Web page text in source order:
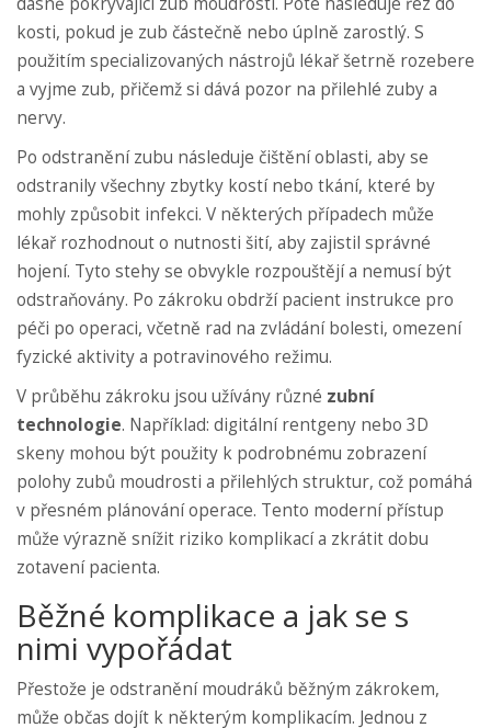
kosti, pokud je zub částečně nebo úplně zarostlý. S
použitím specializovaných nástrojů lékař šetrně rozebere
a vyjme zub, přičemž si dává pozor na přilehlé zuby a
nervy.
Po odstranění zubu následuje čištění oblasti, aby se
odstranily všechny zbytky kostí nebo tkání, které by
mohly způsobit infekci. V některých případech může
lékař rozhodnout o nutnosti šití, aby zajistil správné
hojení. Tyto stehy se obvykle rozpouštějí a nemusí být
odstraňovány. Po zákroku obdrží pacient instrukce pro
péči po operaci, včetně rad na zvládání bolesti, omezení
fyzické aktivity a potravinového režimu.
V průběhu zákroku jsou užívány různé zubní
technologie. Například: digitální rentgeny nebo 3D
skeny mohou být použity k podrobnému zobrazení
polohy zubů moudrosti a přilehlých struktur, což pomáhá
v přesném plánování operace. Tento moderní přístup
může výrazně snížit riziko komplikací a zkrátit dobu
zotavení pacienta.
Běžné komplikace a jak se s
nimi vypořádat
Přestože je odstranění moudráků běžným zákrokem,
může občas dojít k některým komplikacím. Jednou z